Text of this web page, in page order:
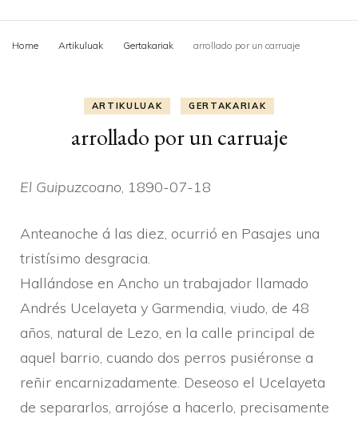
Home Artikuluak Gertakariak arrollado por un carruaje
ARTIKULUAK GERTAKARIAK
arrollado por un carruaje
El Guipuzcoano, 1890-07-18
Anteanoche á las diez, ocurrió en Pasajes una
tristí­simo desgracia.
Hallándose en Ancho un trabajador llamado
Andrés Ucelayeta y Garmendia, viudo, de 48
años, natural de Lezo, en la calle principal de
aquel barrio, cuando dos perros pusiéronse a
reñir encarnizadamente. Deseoso el Ucelayeta
de separarlos, arrojóse a hacerlo, precisamente